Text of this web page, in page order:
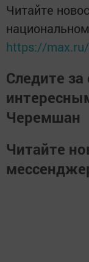
Читайте
https://
Следите
Черемшан
Читайте